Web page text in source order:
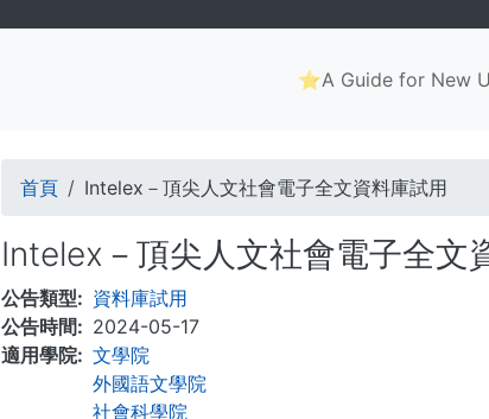
Main
navigation
⭐A Guide for New
導
連
結
首頁 Intelex－頂尖人文社會電子全文資料庫試用
Intelex－頂尖人文社會電子全文
公告類型
資料庫試用
公告時間
2024-05-17
適用學院
文學院
外國語文學院
社會科學院